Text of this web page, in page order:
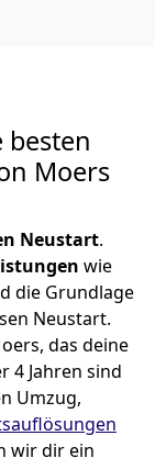
besten
Moers
Neustart.
wie
die Grundlage
Neustart.
das deine
4 Jahren sind
Umzug,
wir dir ein